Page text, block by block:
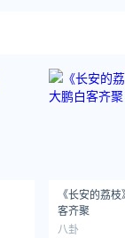
《长安的荔
客齐聚
八卦